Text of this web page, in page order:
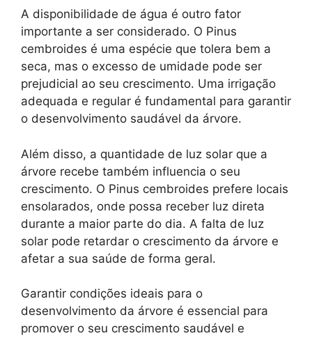
A disponibilidade de água é outro fator
importante a ser considerado. O Pinus
cembroides é uma espécie que tolera bem a
seca, mas o excesso de umidade pode ser
prejudicial ao seu crescimento. Uma irrigação
adequada e regular é fundamental para garantir
o desenvolvimento saudável da árvore.
Além disso, a quantidade de luz solar que a
árvore recebe também influencia o seu
crescimento. O Pinus cembroides prefere locais
ensolarados, onde possa receber luz direta
durante a maior parte do dia. A falta de luz
solar pode retardar o crescimento da árvore e
afetar a sua saúde de forma geral.
Garantir condições ideais para o
desenvolvimento da árvore é essencial para
promover o seu crescimento saudável e